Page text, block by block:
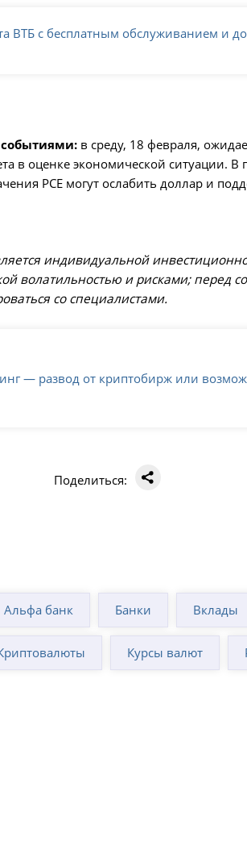
ВТБ с бесплатным обслуживанием и
в среду, 18 февраля,
в оценке экономической ситуации.
PCE могут ослабить доллар и
индивидуальной
волатильностью и рисками; перед
со специалистами.
— развод от криптобирж или
Поделиться:
Альфа банк Банки Вклады
Курсы валют